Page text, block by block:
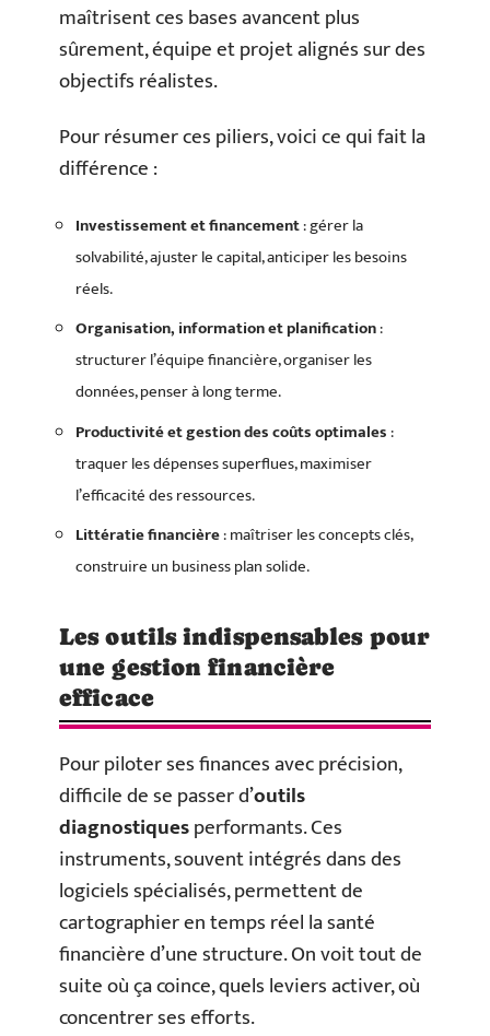
maîtrisent ces bases avancent plus
sûrement, équipe et projet alignés sur des
objectifs réalistes.
Pour résumer ces piliers, voici ce qui fait la
différence :
Investissement et financement: gérer la
solvabilité, ajuster le capital, anticiper les besoins
réels.
Organisation, information et planification:
structurer l’équipe financière, organiser les
données, penser à long terme.
Productivité et gestion des coûts optimales:
traquer les dépenses superflues, maximiser
l’efficacité des ressources.
Littératie financière: maîtriser les concepts clés,
construire un business plan solide.
Les outils indispensables pour
une gestion financière
efficace
Pour piloter ses finances avec précision,
difficile de se passer d’outils
diagnostiquesperformants. Ces
instruments, souvent intégrés dans des
logiciels spécialisés, permettent de
cartographier en temps réel la santé
financière d’une structure. On voit tout de
suite où ça coince, quels leviers activer, où
concentrer ses efforts.